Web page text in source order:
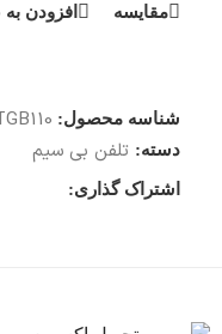
مقایسه افزودن
شناسه محصول:
دسته: تلفن بی سیم
اشتراک گذاری: